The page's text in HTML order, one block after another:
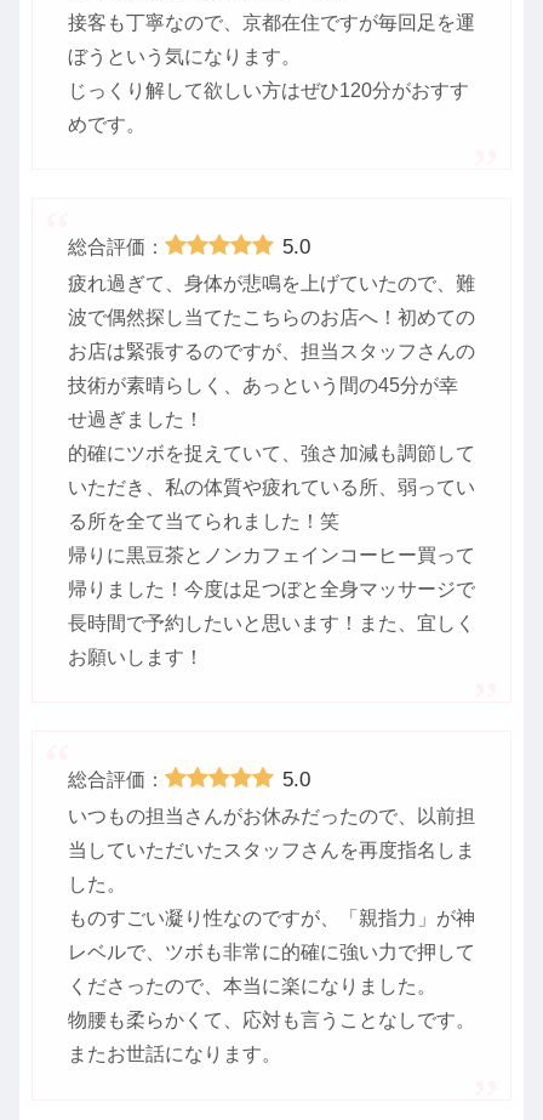
接客も丁寧なので、京都在住ですが毎回足を運
ぼうという気になります。
じっくり解して欲しい方はぜひ120分がおすす
めです。
総合評価： 5.0
疲れ過ぎて、身体が悲鳴を上げていたので、難
波で偶然探し当てたこちらのお店へ！初めての
お店は緊張するのですが、担当スタッフさんの
技術が素晴らしく、あっという間の45分が幸
せ過ぎました！
的確にツボを捉えていて、強さ加減も調節して
いただき、私の体質や疲れている所、弱ってい
る所を全て当てられました！笑
帰りに黒豆茶とノンカフェインコーヒー買って
帰りました！今度は足つぼと全身マッサージで
長時間で予約したいと思います！また、宜しく
お願いします！
総合評価： 5.0
いつもの担当さんがお休みだったので、以前担
当していただいたスタッフさんを再度指名しま
した。
ものすごい凝り性なのですが、「親指力」が神
レベルで、ツボも非常に的確に強い力で押して
くださったので、本当に楽になりました。
物腰も柔らかくて、応対も言うことなしです。
またお世話になります。